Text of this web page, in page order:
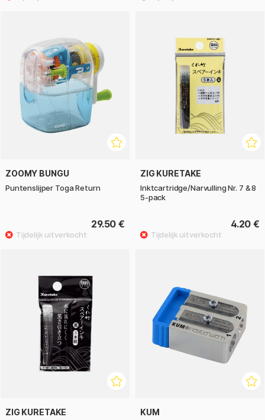
ZOOMY BUNGU
Puntenslijper Toga Return
29.50 €
ZIG KURETAKE
Inktcartridge/Narvulling Nr. 7 & 8
5-pack
4.20 €
ZIG KURETAKE KUM